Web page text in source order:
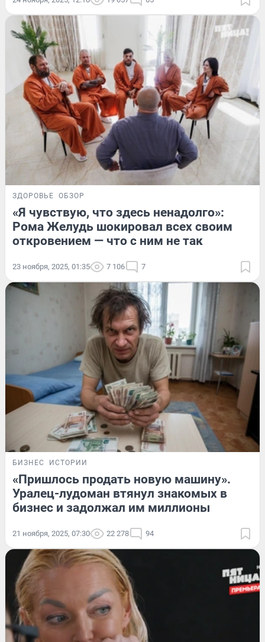
ЗДОРОВЬЕ ОБЗОР
«Я чувствую, что здесь ненадолго»:
Рома Желудь шокировал всех своим
откровением — что с ним не так
23 ноября, 2025, 01:35 7 106 7
БИЗНЕС ИСТОРИИ
«Пришлось продать новую машину».
Уралец-лудоман втянул знакомых в
бизнес и задолжал им миллионы
21 ноября, 2025, 07:30 22 278 94